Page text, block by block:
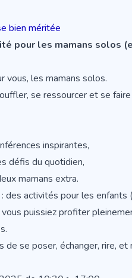
bien méritée
pour les mamans solos
vous, les mamans solos.
se ressourcer et se
inspirantes,
défis du quotidien,
mamans extra.
des activités pour les
puissiez profiter
de se poser, échanger, rire,